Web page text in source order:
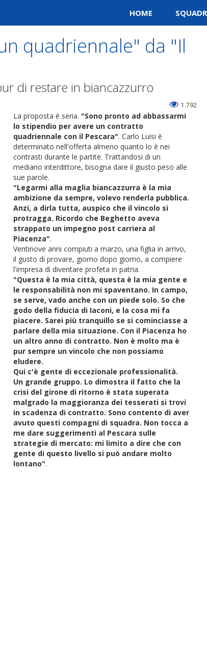
HOME
quadriennale" da "Il
di restare in biancazzurro
1.792
La proposta è seria. "Sono pronto ad abbassarmi
lo stipendio per avere un contratto
quadriennale con il Pescara". Carlo Luisi è
determinato nell'offerta almeno quanto lo è nei
contrasti durante le partite. Trattandosi di un
mediano interdittore, bisogna dare il giusto peso alle
sue parole.
"Legarmi alla maglia biancazzurra è la mia
ambizione da sempre, volevo renderla pubblica.
Anzi, a dirla tutta, auspico che il vincolo si
protragga. Ricordo che Beghetto aveva
strappato un impegno post carriera al
Piacenza".
Ventinove anni compiuti a marzo, una figlia in arrivo,
il gusto di provare, giorno dopo giorno, a compiere
l'impresa di diventare profeta in patria.
"Questa è la mia città, questa è la mia gente e
le responsabilità non mi spaventano. In campo,
se serve, vado anche con un piede solo. So che
godo della fiducia di Iaconi, e la cosa mi fa
piacere. Sarei più tranquillo se si cominciasse a
parlare della mia situazione. Con il Piacenza ho
un altro anno di contratto. Non è molto ma è
pur sempre un vincolo che non possiamo
eludere.
Qui c'è gente di eccezionale professionalità.
Un grande gruppo. Lo dimostra il fatto che la
crisi del girone di ritorno è stata superata
malgrado la maggioranza dei tesserati si trovi
in scadenza di contratto. Sono contento di aver
avuto questi compagni di squadra. Non tocca a
me dare suggerimenti al Pescara sulle
strategie di mercato: mi limito a dire che con
gente di questo livello si può andare molto
lontano".